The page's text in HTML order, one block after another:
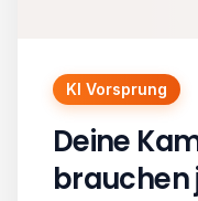
KI Vorsprung
Deine
brauchen